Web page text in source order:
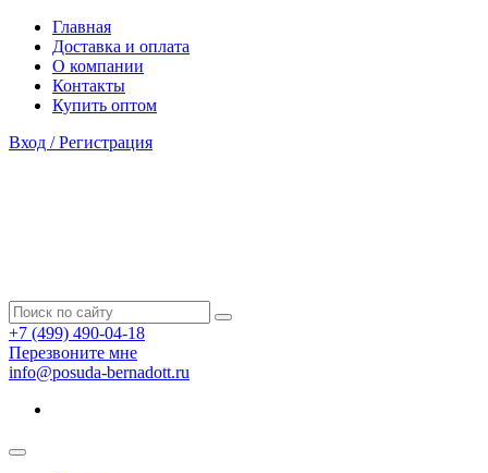
Главная
Доставка и оплата
О компании
Контакты
Купить оптом
Вход / Регистрация
+7 (499) 490-04-18
Перезвоните мне
info@posuda-bernadott.ru